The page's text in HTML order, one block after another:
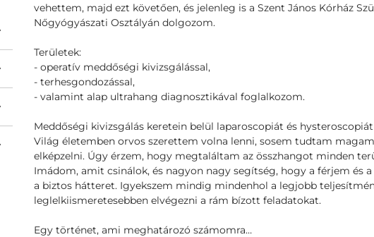
vehettem, majd ezt követően, és jelenleg is a Szent János Kórház
Nőgyógyászati Osztályán dolgozom.
Területek:
- operatív meddőségi kivizsgálással,
- terhesgondozással,
- valamint alap ultrahang diagnosztikával foglalkozom.
Meddőségi kivizsgálás keretein belül laparoscopiát és
Világ életemben orvos szerettem volna lenni, sosem tudtam
elképzelni. Úgy érzem, hogy megtaláltam az összhangot minden
Imádom, amit csinálok, és nagyon nagy segítség, hogy a férjem és
a biztos hátteret. Igyekszem mindig mindenhol a legjobb
leglelkiismeretesebben elvégezni a rám bízott feladatokat.
Egy történet, ami meghatározó számomra…